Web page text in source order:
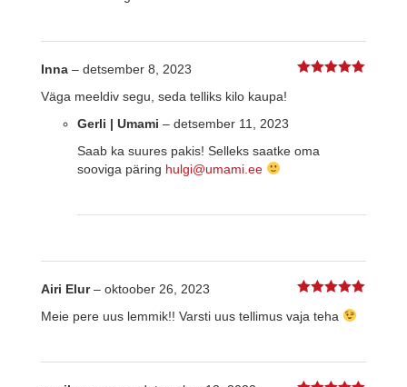
Inna – detsember 8, 2023
Väga meeldiv segu, seda telliks kilo kaupa!
Gerli | Umami – detsember 11, 2023
Saab ka suures pakis! Selleks saatke oma
sooviga päring hulgi@umami.ee
Airi Elur– oktoober 26, 2023
Meie pere uus lemmik!! Varsti uus tellimus vaja teha